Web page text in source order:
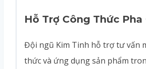
Hỗ Trợ Công Thức Pha
Đội ngũ Kim Tinh hỗ trợ tư vấn
thức và ứng dụng sản phẩm